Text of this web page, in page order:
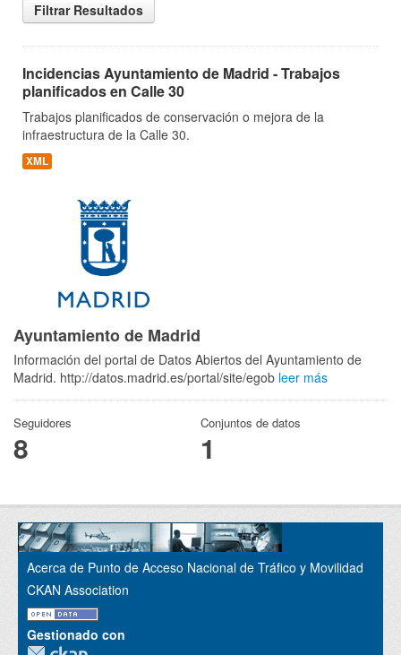
Filtrar Resultados
Incidencias Ayuntamiento de Madrid - Trabajos
planificados en Calle 30
Trabajos planificados de conservación o mejora de la
infraestructura de la Calle 30.
XML
Ayuntamiento de Madrid
Información del portal de Datos Abiertos del Ayuntamiento de
Madrid. http://datos.madrid.es/portal/site/egob leer más
Seguidores
8
Conjuntos de datos
1
Acerca de Punto de Acceso Nacional de Tráfico y Movilidad
CKAN Association
Gestionado con